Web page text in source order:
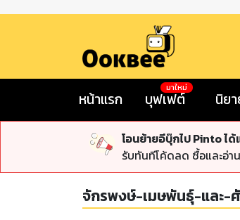
หน้าแรก บุฟเฟต์
มาใหม่
นิย
โอนย้ายอีบุ๊กไป Pinto ไ
รับทันทีโค้ดลด ซื้อและอ่า
จักรพงษ์-เมษพันธุ์-และ